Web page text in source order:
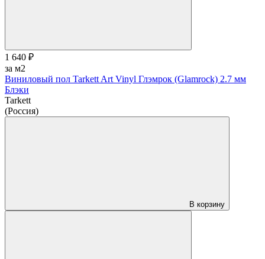
1 640 ₽
за м2
Виниловый пол Tarkett Art Vinyl Глэмрок (Glamrock) 2.7 мм
Блэки
Tarkett
(Россия)
В корзину